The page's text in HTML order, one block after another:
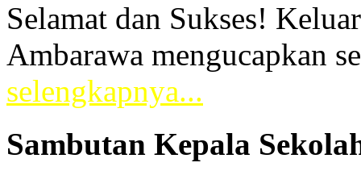
Selamat dan Sukses!
Ambarawa mengucapkan
selengkapnya...
Sambutan Kepala